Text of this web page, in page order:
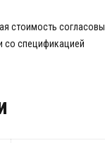
стоимость
со спецификацией